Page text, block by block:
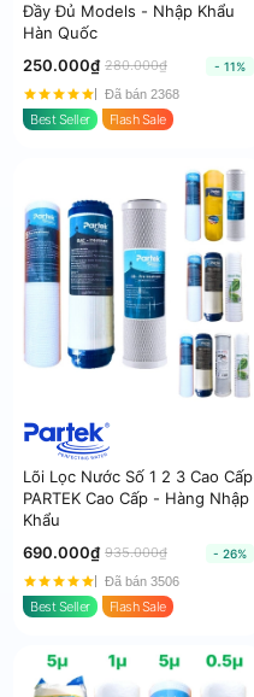
Đầy Đủ Models - Nhập Khẩu
Hàn Quốc
250.000₫ 280.000₫
- 11%
Đã bán 2368
Best Seller Flash Sale
Lõi Lọc Nước Số 1 2 3 Cao Cấp
PARTEK Cao Cấp - Hàng Nhập
Khẩu
690.000₫ 935.000₫
- 26%
Đã bán 3506
Best Seller Flash Sale